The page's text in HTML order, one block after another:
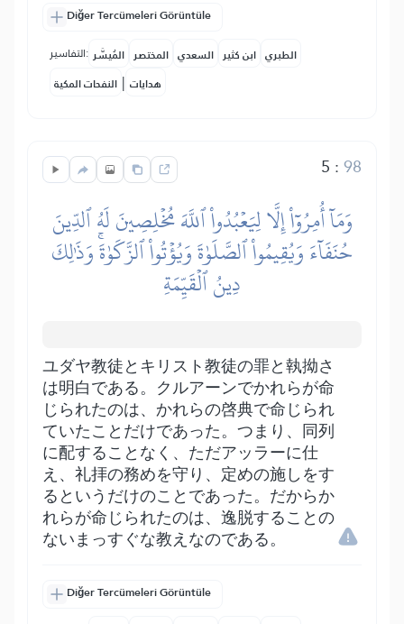
Diğer Tercümeleri Görüntüle
التفاسير: المُيسَّر المختصر السعدي ابن كثير الطبري
النفحات المكية | هدايات
5 :98
وَمَآ أُمِرُوٓاْ إِلَّا لِيَعۡبُدُواْ ٱللَّهَ مُخۡلِصِينَ لَهُ ٱلدِّينَ
حُنَفَآءَ وَيُقِيمُواْ ٱلصَّلَوٰةَ وَيُؤۡتُواْ ٱلزَّكَوٰةَۚ وَذَٰلِكَ
دِينُ ٱلۡقَيِّمَةِ
ユダヤ教徒とキリスト教徒の罪と執拗さ
は明白である。クルアーンでかれらが命
じられたのは、かれらの啓典で命じられ
ていたことだけであった。つまり、同列
に配することなく、ただアッラーに仕
え、礼拝の務めを守り、定めの施しをす
るというだけのことであった。だからか
れらが命じられたのは、逸脱することの
ないまっすぐな教えなのである。
Diğer Tercümeleri Görüntüle